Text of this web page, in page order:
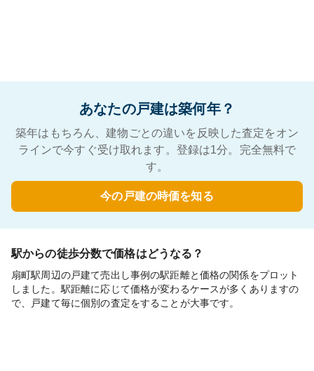
あなたの戸建は築何年？
築年はもちろん、建物ごとの違いを反映した査定をオン
ラインで今すぐ受け取れます。登録は1分。完全無料で
す。
今の戸建の時価を知る
駅からの徒歩分数で価格はどうなる？
扇町駅周辺の戸建て売出し事例の駅距離と価格の関係をプロット
しました。駅距離に応じて価格が変わるケースが多くありますの
で、戸建て毎に個別の査定をすることが大事です。